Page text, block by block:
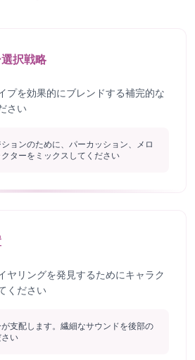
択戦略
プを効果的にブレンドする補完的な
さい
ョンのために、パーカッション、メロ
ターをミックスしてください
ヤリングを発見するためにキャラク
ください
支配します。繊細なサウンドを後部の
い